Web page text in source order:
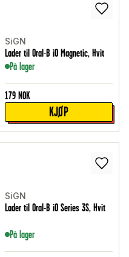
SiGN
Lader til Oral-B iO Magnetic, Hvit
På lager
179 NOK
KJØP
SiGN
Lader til Oral-B iO Series 3S, Hvit
På lager